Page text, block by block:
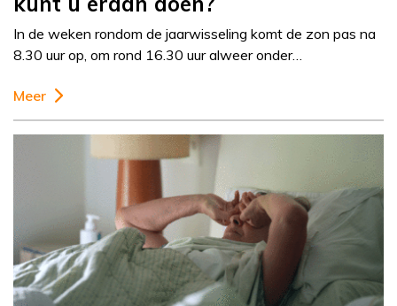
In de weken rondom de jaarwisseling komt de zon pas na
8.30 uur op, om rond 16.30 uur alweer onder…
Meer